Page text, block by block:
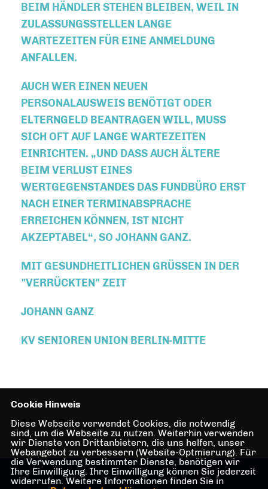
EIM HÄNDLER STEHEN BLEIBEN, WEIL IN Z
ULASSUNGSSTELLEN LANGE W
ARTEZEITEN FÜR EINE ANMELDUNG A
NFALLEN.
AUCH WER EINEN NEUEN
PERSONALAUSWEIS BENÖTIGT ODER
ELTERNGELD BEANTRAGEN WILL, MUSS
SICH OFT AUF LANGE WARTEZEITEN
EINRICHTEN. „UND DASS AUCH ÄLTERE
BEIM VERLUST EINES
WERTGEGENSTANDES DAS FUNDBÜRO ERST
NACH EINER TERMINABSPRACHE
ERREICHEN KÖNNEN, IST NICHT
AKZEPTABEL“, SO JOHANN GANZ.
MIT GESUNDHEITLICHEN GRÜSSEN IN DER "
VERRÜCKTEN" ZEIT
JOHANN GANZ
KV SENIOREN UNION BERLIN-MITTE
14.08.2020
Cookie Hinweis
Diese Webseite verwendet Cookies, die notwendig
sind, um die Webseite zu nutzen. Weiterhin verwenden
wir Dienste von Drittanbietern, die uns helfen, unser
Webangebot zu verbessern (Website-Optmierung). Für
die Verwendung bestimmter Dienste, benötigen wir
Ihre Einwilligung. Ihre Einwilligung können Sie jederzeit
widerrufen. Weitere Informationen finden Sie in